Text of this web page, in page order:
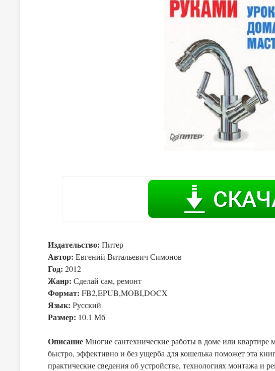
Издательство: Питер
Автор: Евгений Витальевич Симонов
Год: 2012
Жанр: Сделай сам, ремонт
Формат: FB2,EPUB,MOBI,DOCX
Язык: Русский
Размер: 10.1 Мб
ОписаниеМногие сантехнические работы в доме или квартире
быстро, эффективно и без ущерба для кошелька поможет эта
практические сведения об устройстве, технологиях монтажа и